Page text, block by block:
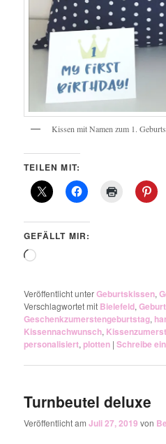
Kissen mit Namen zum 1.
TEILEN MIT:
GEFÄLLT MIR:
Wird
Veröffentlicht unterGeburtskissen,
Verschlagwortet mit Bielefeld,
Geschenkzumerstengeburtstag,
Kissennachwunsch,
personalisiert,plotten |Schreibe
Turnbeutel deluxe
Veröffentlicht amJuli 27, 2019 von